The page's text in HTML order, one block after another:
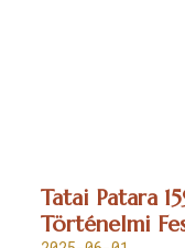
Tatai Patara
Történelmi